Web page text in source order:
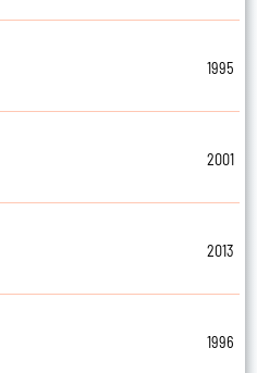
1995
2001
2013
1996